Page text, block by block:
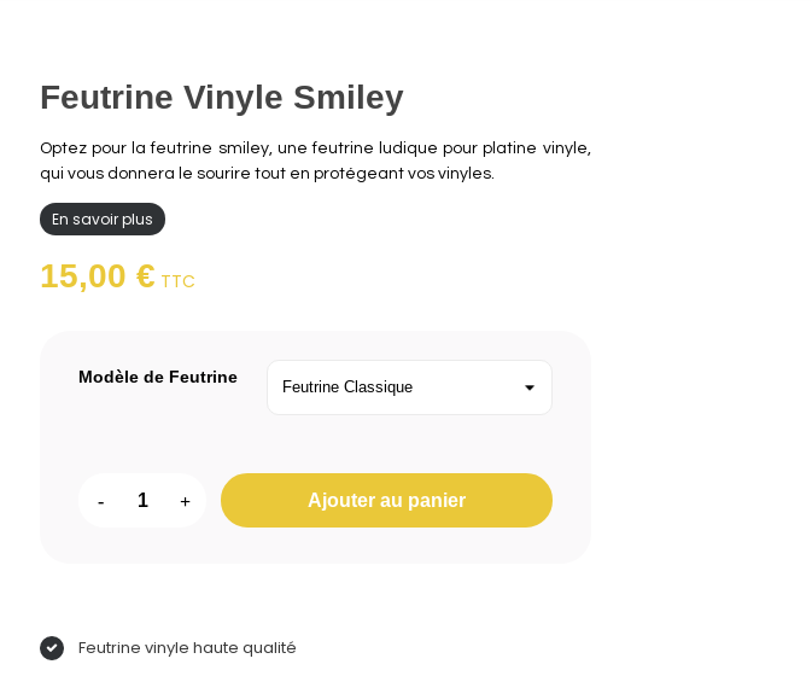
Feutrine Vinyle Smiley
Optez pour la feutrine smiley, une feutrine ludique pour platine vinyle,
qui vous donnera le sourire tout en protégeant vos vinyles.
En savoir plus
15,00 € TTC
Modèle de Feutrine
- + Ajouter au panier
Feutrine vinyle haute qualité